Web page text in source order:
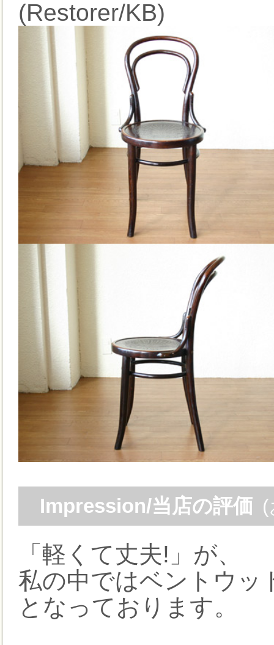
(Restorer/KB)
Impression/当店の評価
「軽くて丈夫!」が、
私の中ではベントウッ
となっております。